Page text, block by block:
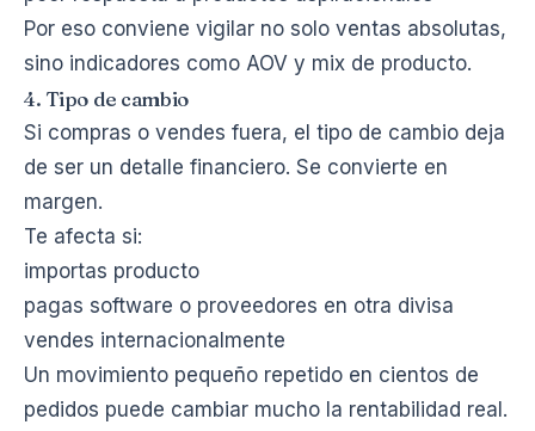
Por eso conviene vigilar no solo ventas absolutas,
sino indicadores como AOV y mix de producto.
4. Tipo de cambio
Si compras o vendes fuera, el tipo de cambio deja
de ser un detalle financiero. Se convierte en
margen.
Te afecta si:
importas producto
pagas software o proveedores en otra divisa
vendes internacionalmente
Un movimiento pequeño repetido en cientos de
pedidos puede cambiar mucho la rentabilidad real.